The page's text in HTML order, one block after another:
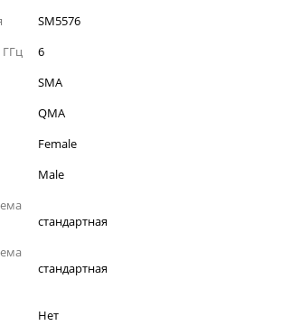
SM5576
ГГц
6
SMA
QMA
Female
Male
стандартная
стандартная
Нет